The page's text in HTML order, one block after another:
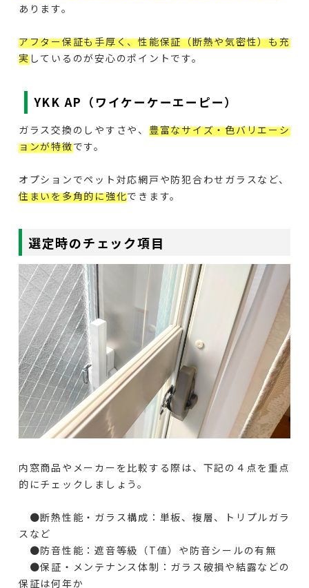
あります。
アフター保証も手厚く、性能保証（断熱や気密性）も充
実しているのが安心のポイントです。
YKK AP（ワイケーケーエーピー）
ガラス交換のしやすさや、 豊富なサイズ・色バリエーシ
ョンが特徴です。
オプションでペット対応網戸や防犯合わせガラスなど、
住まいを多角的に強化できます。
選定時のチェック項目
内窓商品やメーカーを比較する際は、下記の４点を重点
的にチェックしましょう。
●断熱性能・ガラス構成：単板、複層、トリプルガラ
スなど
●防音性能：遮音等級（T値）や防音シールの有無
●保証・メンテナンス体制：ガラス破損や結露などの
保証は何年か